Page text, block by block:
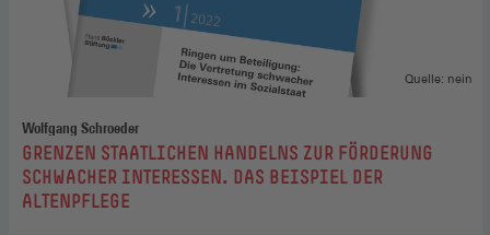
Wolfgang Schroeder
:GRENZEN STAATLICHEN HANDELNS ZUR FÖRDERUNG
SCHWACHER INTERESSEN. DAS BEISPIEL DER
ALTENPFLEGE
Quelle: nein